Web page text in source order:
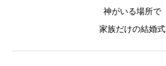
神がいる場所で
家族だけの結婚式